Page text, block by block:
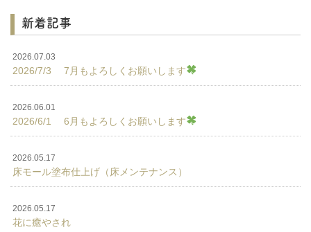
新着記事
2026.07.03
2026/7/3 7月もよろしくお願いします
2026.06.01
2026/6/1 6月もよろしくお願いします
2026.05.17
床モール塗布仕上げ（床メンテナンス）
2026.05.17
花に癒やされ